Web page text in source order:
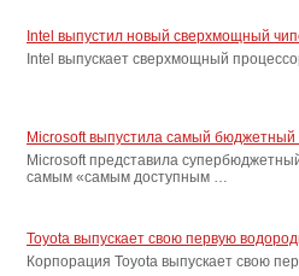
Intel выпустил новый сверхмощный
Intel выпускает сверхмощный
Microsoft выпустила самый
Microsoft представила
самым «самым доступным …
Toyota выпускает свою первую
Корпорация Toyota выпускает свою